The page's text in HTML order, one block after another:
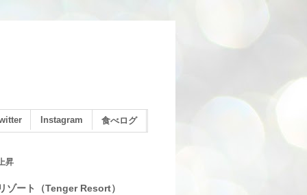
Instagram 食べログ
昇
ゾート（Tenger Resort）